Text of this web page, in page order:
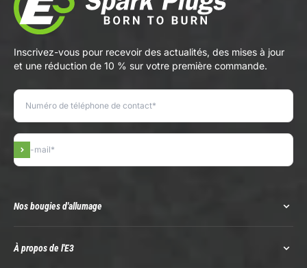
Inscrivez-vous pour recevoir des actualités, des mises à jour
et une réduction de 10 % sur votre première commande.
S'inscrire
Nos bougies d'allumage
À propos de l'E3